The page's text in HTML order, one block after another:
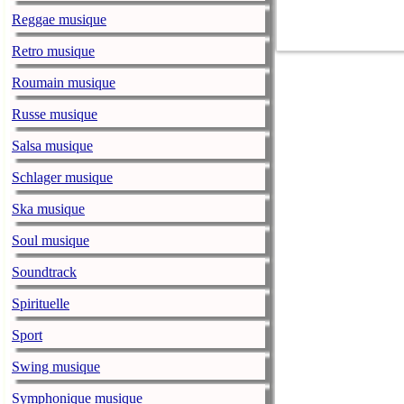
Reggae musique
Retro musique
Roumain musique
Russe musique
Salsa musique
Schlager musique
Ska musique
Soul musique
Soundtrack
Spirituelle
Sport
Swing musique
Symphonique musique
Petite-
lapresse.camercredi,